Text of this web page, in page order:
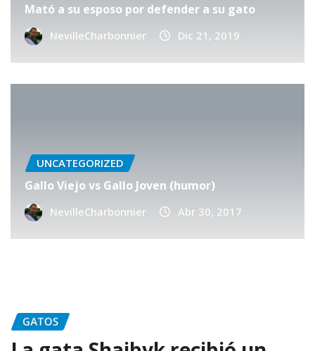
Mató a su esposo por defender a su gato
NevilleCharbonnier Dic 21, 2019
UNCATEGORIZED
Gallo Viejo vs Gallo Joven (humor)
NevilleCharbonnier Abr 30, 2017
GATOS